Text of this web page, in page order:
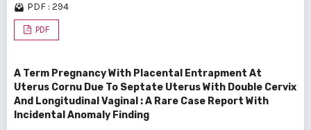
PDF : 294
PDF
A Term Pregnancy With Placental Entrapment At
Uterus Cornu Due To Septate Uterus With Double Cervix
And Longitudinal Vaginal : A Rare Case Report With
Incidental Anomaly Finding